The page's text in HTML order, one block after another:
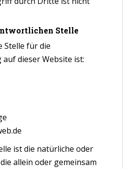
Stelle
Stelle für die
dieser Website ist:
ist die natürliche oder
allein oder gemeinsam